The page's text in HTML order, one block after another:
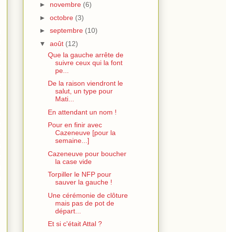
► novembre (6)
► octobre (3)
► septembre (10)
▼ août (12)
Que la gauche arrête de
suivre ceux qui la font
pe...
De la raison viendront le
salut, un type pour
Mati...
En attendant un nom !
Pour en finir avec
Cazeneuve [pour la
semaine...]
Cazeneuve pour boucher
la case vide
Torpiller le NFP pour
sauver la gauche !
Une cérémonie de clôture
mais pas de pot de
départ...
Et si c'était Attal ?